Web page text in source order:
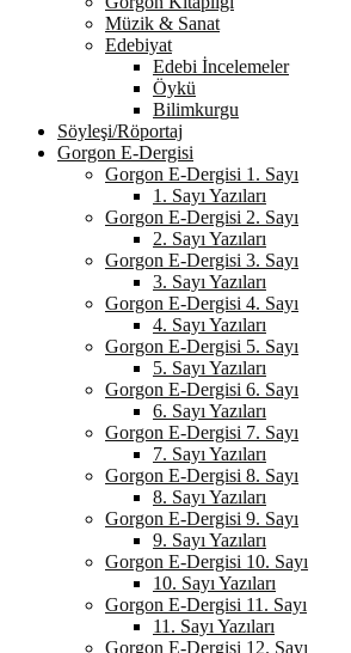
Müzik & Sanat
Edebiyat
Edebi İncelemeler
Öykü
Bilimkurgu
Söyleşi/Röportaj
Gorgon E-Dergisi
Gorgon E-Dergisi 1. Sayı
1. Sayı Yazıları
Gorgon E-Dergisi 2. Sayı
2. Sayı Yazıları
Gorgon E-Dergisi 3. Sayı
3. Sayı Yazıları
Gorgon E-Dergisi 4. Sayı
4. Sayı Yazıları
Gorgon E-Dergisi 5. Sayı
5. Sayı Yazıları
Gorgon E-Dergisi 6. Sayı
6. Sayı Yazıları
Gorgon E-Dergisi 7. Sayı
7. Sayı Yazıları
Gorgon E-Dergisi 8. Sayı
8. Sayı Yazıları
Gorgon E-Dergisi 9. Sayı
9. Sayı Yazıları
Gorgon E-Dergisi 10. Sayı
10. Sayı Yazıları
Gorgon E-Dergisi 11. Sayı
11. Sayı Yazıları
Gorgon E-Dergisi 12. Sayı